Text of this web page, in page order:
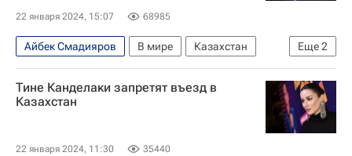
22 января 2024, 15:07 68985
Еще2
Айбек Смадияров В мире
Казахстан
Тина Канделаки (Тинатин Канделаки)
Культура
Тине Канделаки запретят въезд в
Казахстан
22 января 2024, 11:30 35440